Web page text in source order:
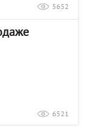
5652
6521